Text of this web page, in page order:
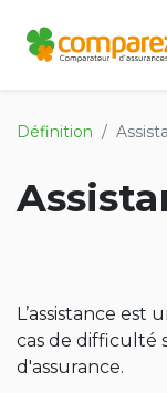
Définition
L’assistance est
cas de difficulté
d'assurance.